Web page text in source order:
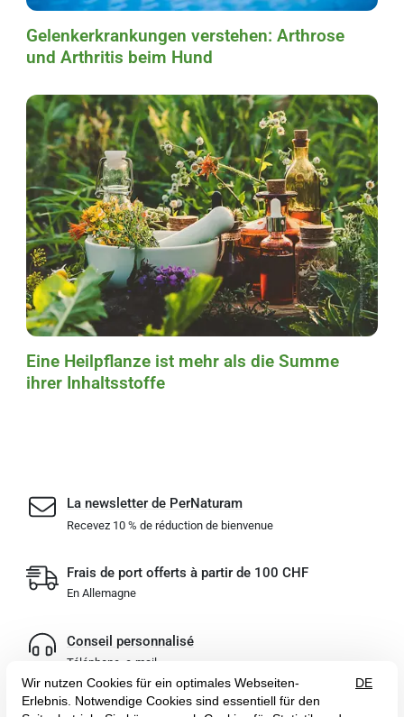
Gelenkerkrankungen verstehen: Arthrose
und Arthritis beim Hund
Eine Heilpflanze ist mehr als die Summe
ihrer Inhaltsstoffe
La newsletter de PerNaturam
Recevez 10 % de réduction de bienvenue
Frais de port offerts à partir de 100 CHF
En Allemagne
Conseil personnalisé
Téléphone, e-mail